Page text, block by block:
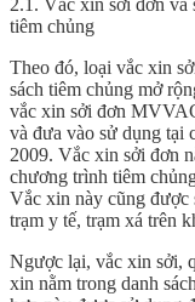
2.1. Vắc xin sởi đơn và
tiêm chủng
Theo đó, loại vắc xin
sách tiêm chủng mở
vắc xin sởi đơn
và đưa vào sử dụng tại
2009. Vắc xin sởi đơn
chương trình tiêm
Vắc xin này cũng được
trạm y tế, trạm xá trên
Ngược lại, vắc xin sởi,
xin nằm trong danh